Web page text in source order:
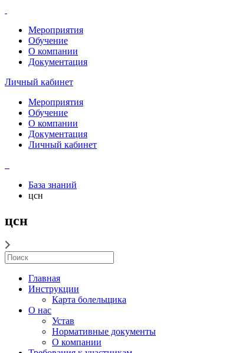
Мероприятия
Обучение
О компании
Документация
Личный кабинет
Мероприятия
Обучение
О компании
Документация
Личный кабинет
База знаний
цсн
цсн
Главная
Инструкции
Карта болельщика
О нас
Устав
Нормативные документы
О компании